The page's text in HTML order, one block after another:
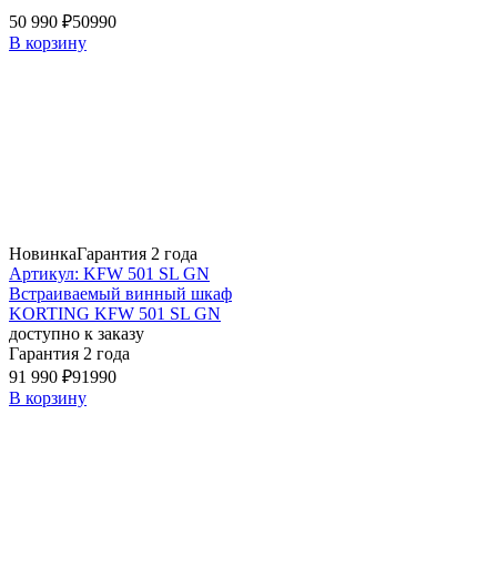
50 990 ₽50990
В корзину
НовинкаГарантия 2 года
Артикул: KFW 501 SL GN
Встраиваемый винный шкаф
KORTING KFW 501 SL GN
доступно к заказу
Гарантия 2 года
91 990 ₽91990
В корзину